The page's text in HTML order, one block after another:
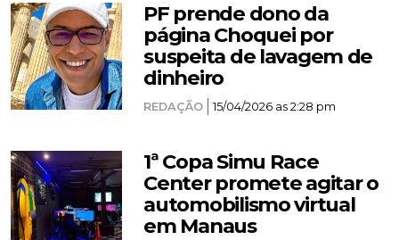
PF prende dono da
página Choquei por
suspeita de lavagem de
dinheiro
REDAÇÃO 15/04/2026 as 2:28 pm
1ª Copa Simu Race
Center promete agitar o
automobilismo virtual
em Manaus